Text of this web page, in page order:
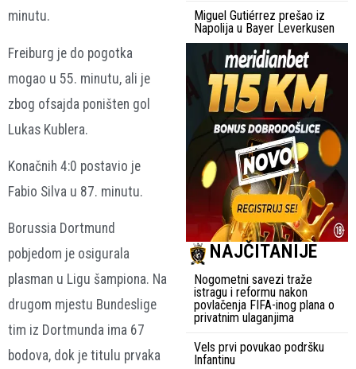
minutu.
Freiburg je do pogotka
mogao u 55. minutu, ali je
zbog ofsajda poništen gol
Lukas Kublera.
Konačnih 4:0 postavio je
Fabio Silva u 87. minutu.
Borussia Dortmund
pobjedom je osigurala
plasman u Ligu šampiona. Na
drugom mjestu Bundeslige
tim iz Dortmunda ima 67
bodova, dok je titulu prvaka
Miguel Gutiérrez prešao iz
Napolija u Bayer Leverkusen
NAJČITANIJE
Nogometni savezi traže
istragu i reformu nakon
povlačenja FIFA-inog plana o
privatnim ulaganjima
Vels prvi povukao podršku
Infantinu